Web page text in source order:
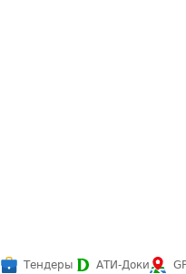
Тендеры АТИ-Доки